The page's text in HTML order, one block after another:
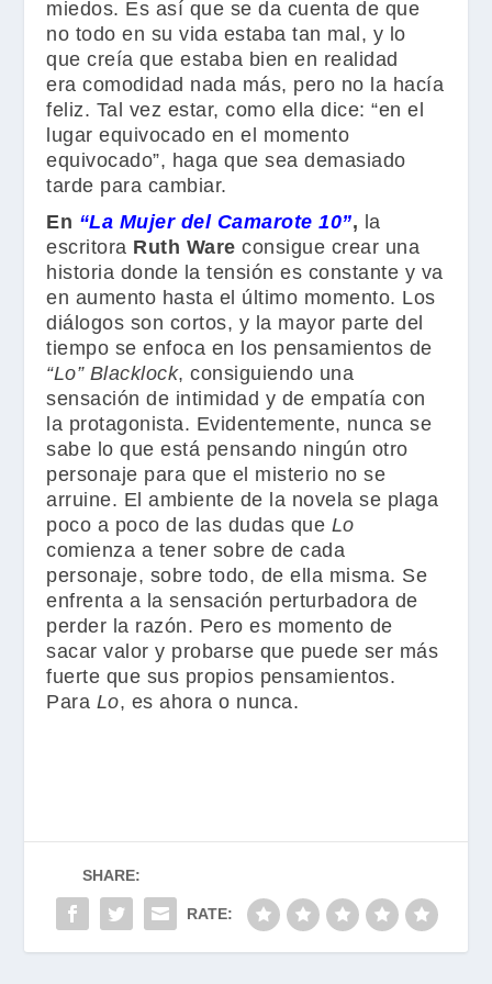
miedos. Es así que se da cuenta de que
no todo en su vida estaba tan mal, y lo
que creía que estaba bien en realidad
era comodidad nada más, pero no la hacía
feliz. Tal vez estar, como ella dice: “en el
lugar equivocado en el momento
equivocado”, haga que sea demasiado
tarde para cambiar.
En “La Mujer del Camarote 10”, la
escritora Ruth Ware consigue crear una
historia donde la tensión es constante y va
en aumento hasta el último momento. Los
diálogos son cortos, y la mayor parte del
tiempo se enfoca en los pensamientos de
“Lo” Blacklock, consiguiendo una
sensación de intimidad y de empatía con
la protagonista. Evidentemente, nunca se
sabe lo que está pensando ningún otro
personaje para que el misterio no se
arruine. El ambiente de la novela se plaga
poco a poco de las dudas que Lo
comienza a tener sobre de cada
personaje, sobre todo, de ella misma. Se
enfrenta a la sensación perturbadora de
perder la razón. Pero es momento de
sacar valor y probarse que puede ser más
fuerte que sus propios pensamientos.
Para Lo, es ahora o nunca.
SHARE:
RATE: